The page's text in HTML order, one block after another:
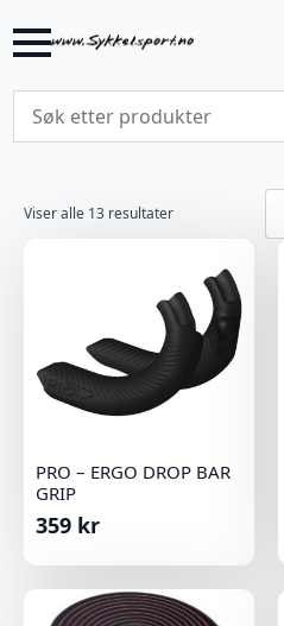
Viser alle 13 resultater
PRO – ERGO DROP BAR
GRIP
359 kr